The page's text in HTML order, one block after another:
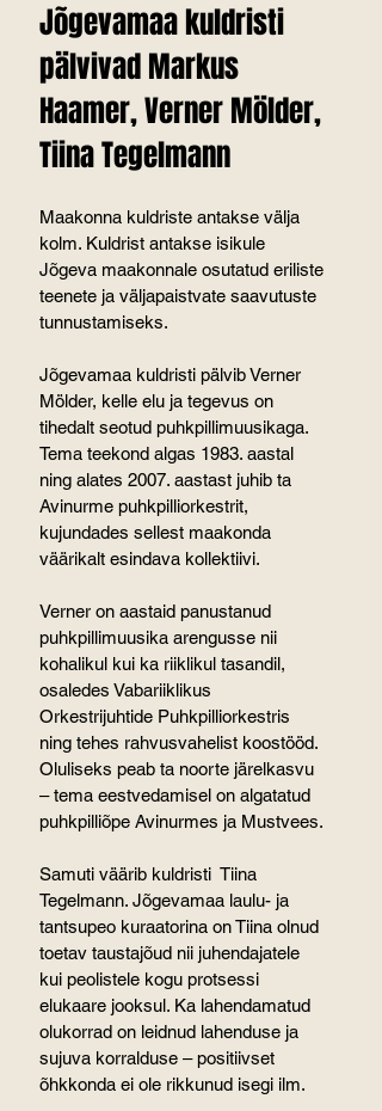
Jõgevamaa kuldristi
pälvivad Markus
Haamer, Verner Mölder,
Tiina Tegelmann
Maakonna kuldriste antakse välja
kolm. Kuldrist antakse isikule
Jõgeva maakonnale osutatud eriliste
teenete ja väljapaistvate saavutuste
tunnustamiseks.
Jõgevamaa kuldristi pälvib Verner
Mölder, kelle elu ja tegevus on
tihedalt seotud puhkpillimuusikaga.
Tema teekond algas 1983. aastal
ning alates 2007. aastast juhib ta
Avinurme puhkpilliorkestrit,
kujundades sellest maakonda
väärikalt esindava kollektiivi.
Verner on aastaid panustanud
puhkpillimuusika arengusse nii
kohalikul kui ka riiklikul tasandil,
osaledes Vabariiklikus
Orkestrijuhtide Puhkpilliorkestris
ning tehes rahvusvahelist koostööd.
Oluliseks peab ta noorte järelkasvu
– tema eestvedamisel on algatatud
puhkpilliõpe Avinurmes ja Mustvees.
Samuti väärib kuldristi  Tiina
Tegelmann. Jõgevamaa laulu- ja
tantsupeo kuraatorina on Tiina olnud
toetav taustajõud nii juhendajatele
kui peolistele kogu protsessi
elukaare jooksul. Ka lahendamatud
olukorrad on leidnud lahenduse ja
sujuva korralduse – positiivset
õhkkonda ei ole rikkunud isegi ilm.